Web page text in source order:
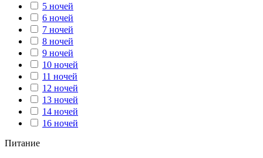
5 ночей
6 ночей
7 ночей
8 ночей
9 ночей
10 ночей
11 ночей
12 ночей
13 ночей
14 ночей
16 ночей
Питание